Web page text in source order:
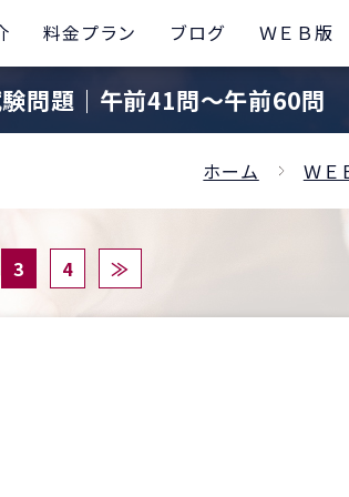
料金プラン ブログ ＷＥＢ版
問題｜午前41問〜午前60問
ホーム ＷＥ
3 4 ≫